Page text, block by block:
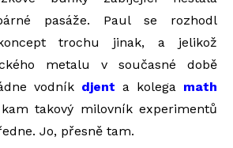
pasáže. Paul se rozhodl
trochu jinak, a jelikož
metalu v současné době
vodník djent a kolega math
takový milovník experimentů
Jo, přesně tam.